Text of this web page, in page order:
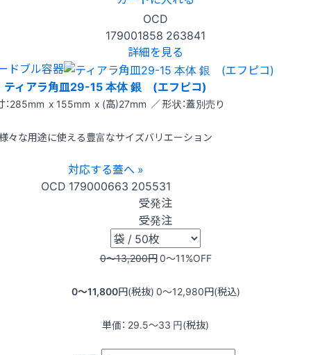
OCD
179001858 263841
詳細を見る
ドブル容器
ティアラ角皿29-15 本体 銀 (エフピコ)
：285mm x 155mm x (高)27mm ／ 形状：蓋別売り
々な用途に使える豊富なサイズバリエーション
対応する蓋へ »
OCD 179000663 205531
受発注
受発注
0〜13,200円0〜11%OFF
0〜11,800円(税抜) 0〜12,980円(税込)
単価： 29.5〜33 円(税抜)